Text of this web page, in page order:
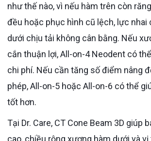
như thế nào, vì nếu hàm trên còn
đều hoặc phục hình cũ lệch, lực nhai
dưới chịu tải không cân bằng. Nếu
cắn thuận lợi, All-on-4 Neodent có
chi phí. Nếu cần tăng số điểm nâng
phép, All-on-5 hoặc All-on-6 có thể
tốt hơn.
Tại Dr. Care, CT Cone Beam 3D giúp bác sĩ đo chiều
cao, chiều rộng xương hàm dưới và